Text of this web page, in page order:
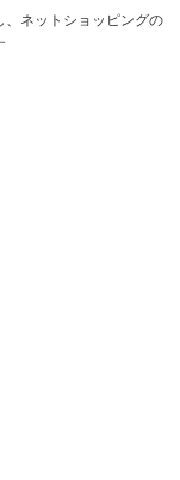
ネットショッピングの